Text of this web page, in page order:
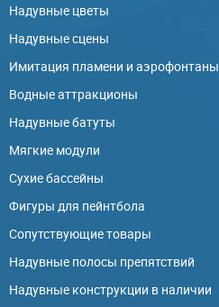
Надувные цветы
Надувные сцены
Имитация пламени и аэрофонтаны
Водные аттракционы
Надувные батуты
Мягкие модули
Сухие бассейны
Фигуры для пейнтбола
Сопутствующие товары
Надувные полосы препятствий
Надувные конструкции в наличии